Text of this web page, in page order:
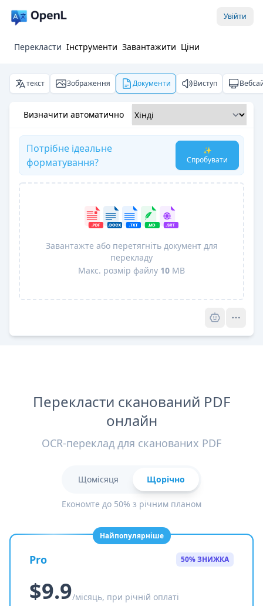
Увійти
Перекласти Інструменти Завантажити Ціни
текст Зображення Документи Виступ
Визначити автоматично
Потрібне ідеальне
форматування?
✨
Спробувати
Завантажте або перетягніть документ для
перекладу
Макс. розмір файлу 10 MB
Перекласти сканований PDF
онлайн
OCR-переклад для сканованих PDF
Щомісяця Щорічно
Економте до 50% з річним планом
Найпопулярніше
Pro 50% ЗНИЖКА
$9.9/місяць, при річній оплаті